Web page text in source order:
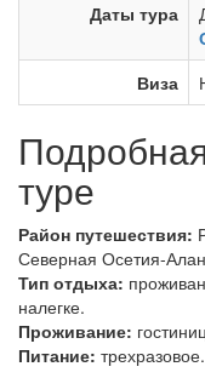
Даты тура
Виза
туре
Район путешествия:
Северная Осетия-
Тип отдыха:
налегке.
Проживание:
Питание: трехразовое.